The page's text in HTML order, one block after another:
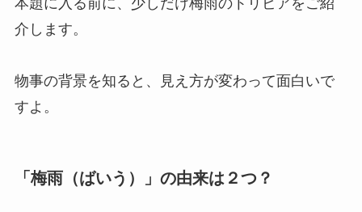
介します。
物事の背景を知ると、見え方が変わって面白いで
すよ。
「梅雨（ばいう）」の由来は２つ？